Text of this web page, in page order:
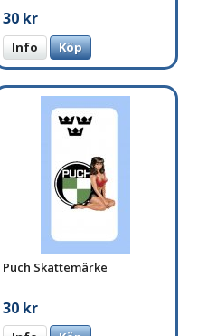
30 kr
Info Köp
Puch Skattemärke
30 kr